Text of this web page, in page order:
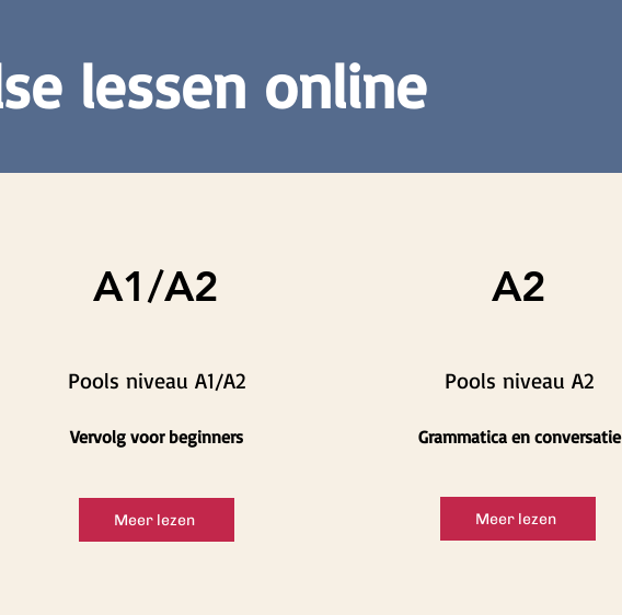
lessen online
A1/A2
Pools niveau A1/A2
Vervolg voor beginners
Meer lezen
A2
Pools niveau A2
Grammatica en conversatie
Meer lezen